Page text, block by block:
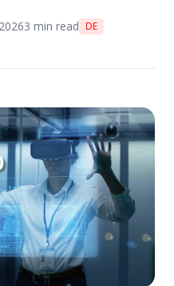
3 min read DE